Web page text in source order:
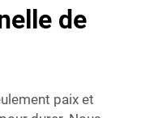
de
paix et